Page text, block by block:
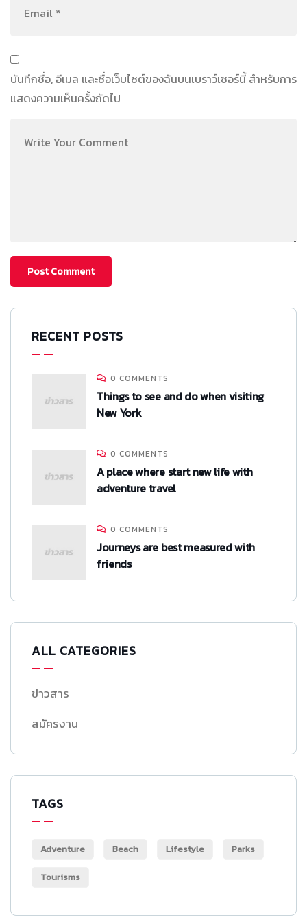
บันทึกชื่อ, อีเมล และชื่อเว็บไซต์ของฉันบนเบราว์เซอร์นี้ สำหรับการ
แสดงความเห็นครั้งถัดไป
RECENT POSTS
0 COMMENTS
Things to see and do when visiting
New York
0 COMMENTS
A place where start new life with
adventure travel
0 COMMENTS
Journeys are best measured with
friends
ALL CATEGORIES
ข่าวสาร
สมัครงาน
TAGS
Adventure Beach Lifestyle Parks
Tourisms